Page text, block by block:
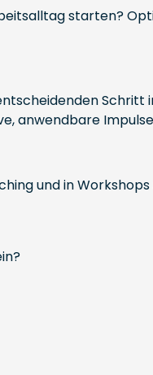
starten?
anwendbare
und in